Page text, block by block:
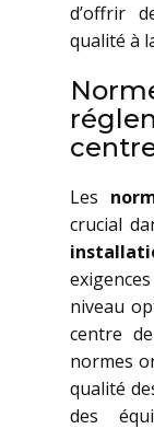
d’offrir
qualité à
Les
crucial
niveau
centre
normes
qualité
des